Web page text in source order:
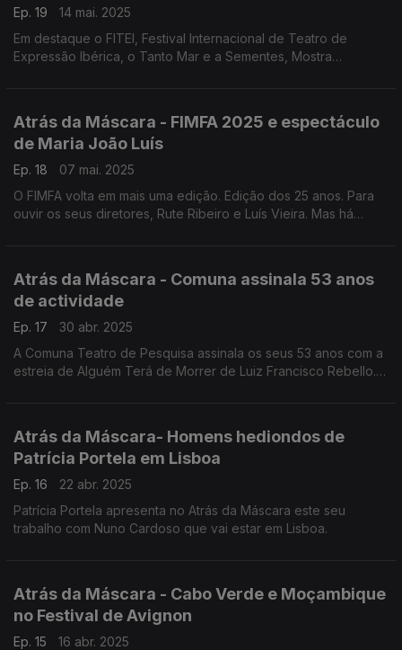
Ep. 19
14 mai. 2025
Em destaque o FITEI, Festival Internacional de Teatro de
Expressão Ibérica, o Tanto Mar e a Sementes, Mostra
Atrás da Máscara - FIMFA 2025 e espectáculo
de Maria João Luís
Ep. 18
07 mai. 2025
O FIMFA volta em mais uma edição. Edição dos 25 anos. Para
ouvir os seus diretores, Rute Ribeiro e Luís Vieira. Mas há
Atrás da Máscara - Comuna assinala 53 anos
de actividade
Ep. 17
30 abr. 2025
A Comuna Teatro de Pesquisa assinala os seus 53 anos com a
estreia de Alguém Terá de Morrer de Luiz Francisco Rebello.
Atrás da Máscara- Homens hediondos de
Patrícia Portela em Lisboa
Ep. 16
22 abr. 2025
Patrícia Portela apresenta no Atrás da Máscara este seu
trabalho com Nuno Cardoso que vai estar em Lisboa.
Atrás da Máscara - Cabo Verde e Moçambique
no Festival de Avignon
Ep. 15
16 abr. 2025